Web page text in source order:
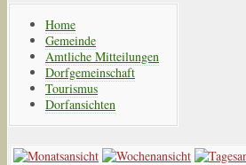
Home
Gemeinde
Amtliche Mitteilungen
Dorfgemeinschaft
Tourismus
Dorfansichten